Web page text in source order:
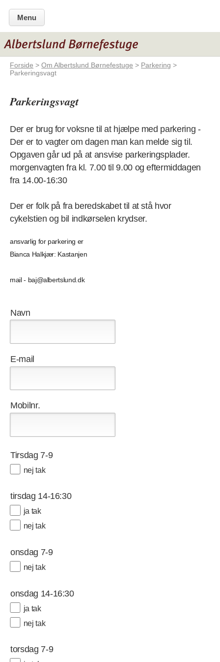
Menu
Forside >Om Albertslund Børnefestuge > Parkering >
Parkeringsvagt
Parkeringsvagt
Der er brug for voksne til at hjælpe med parkering -
Der er to vagter om dagen man kan melde sig til.
Opgaven går ud på at ansvise parkeringsplader.
morgenvagten fra kl. 7.00 til 9.00 og eftermiddagen
fra 14.00-16:30
Der er folk på fra beredskabet til at stå hvor
cykelstien og bil indkørselen krydser.
ansvarlig for parkering er
Bianca Halkjær: Kastanjen
mail - baj@albertslund.dk
Navn
E-mail
Mobilnr.
Tirsdag 7-9
nej tak
tirsdag 14-16:30
ja tak
nej tak
onsdag 7-9
nej tak
onsdag 14-16:30
ja tak
nej tak
torsdag 7-9